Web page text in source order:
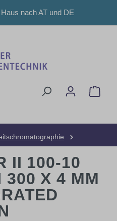
nach AT und DE
II 100-10
300 X 4 MM